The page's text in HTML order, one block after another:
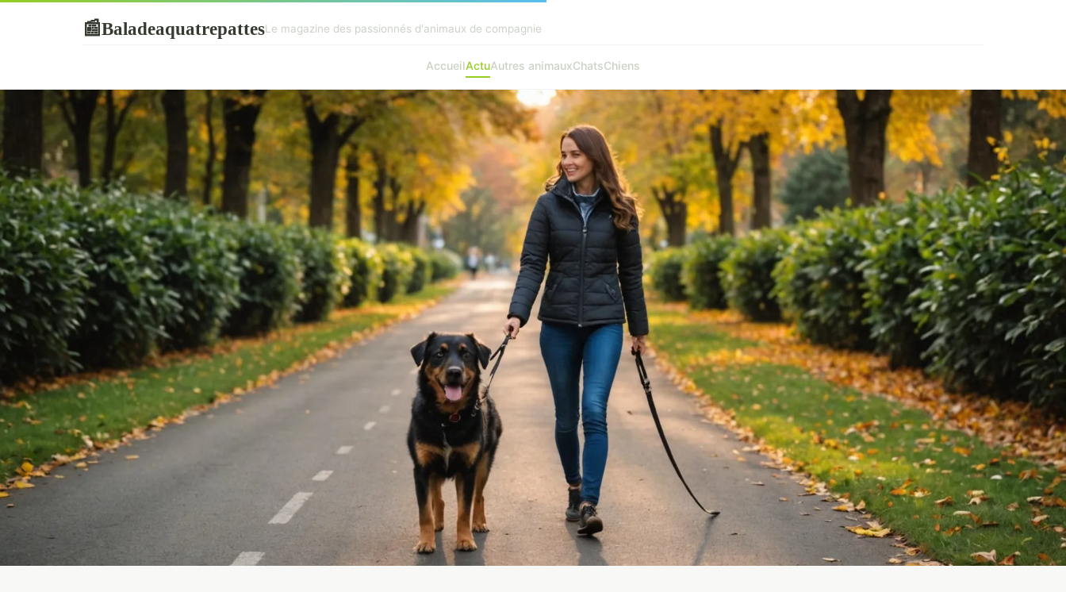
📰BaladeaquatrepattesLe magazine des passionnés d'animaux de compagnie
AccueilActuAutres animauxChatsChiens